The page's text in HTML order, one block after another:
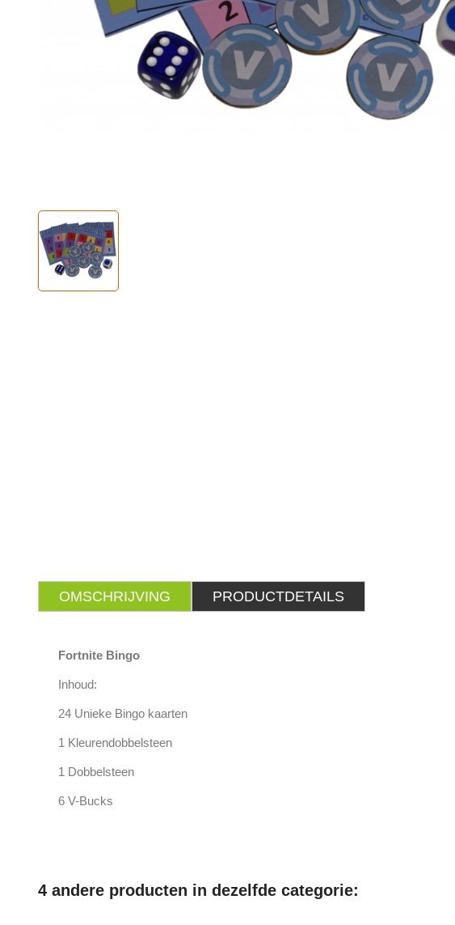
OMSCHRIJVING PRODUCTDETAILS
Fortnite Bingo
Inhoud:
24 Unieke Bingo kaarten
1 Kleurendobbelsteen
1 Dobbelsteen
6 V-Bucks
4 andere producten in dezelfde categorie: